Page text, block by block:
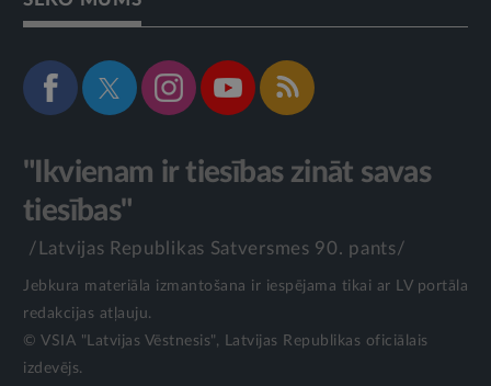
"Ikvienam ir tiesības zināt savas
tiesības"
/Latvijas Republikas Satversmes 90. pants/
Jebkura materiāla izmantošana ir iespējama tikai ar LV portāla
redakcijas atļauju.
© VSIA "Latvijas Vēstnesis", Latvijas Republikas oficiālais
izdevējs.